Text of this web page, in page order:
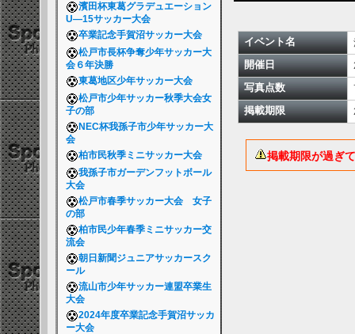
濱田杯東葛グラデュエーション
U―15サッカー大会
卒業記念手賀沼サッカー大会
松戸市長杯争奪少年サッカー大
会６年決勝
東葛地区少年サッカー大会
松戸市少年サッカー秋季大会女
子の部
NEC杯我孫子市少年サッカー大
会
柏市民秋季ミニサッカー大会
我孫子市ガーデンフットボール
大会
松戸市春季サッカー大会 女子
の部
柏市民少年春季ミニサッカー交
流会
朝日新聞ジュニアサッカースク
ール
流山市少年サッカー連盟卒業生
大会
2024年度卒業記念手賀沼サッカ
ー大会
イベント名
開催日
写真点数
掲載期限
掲載期限が過ぎ